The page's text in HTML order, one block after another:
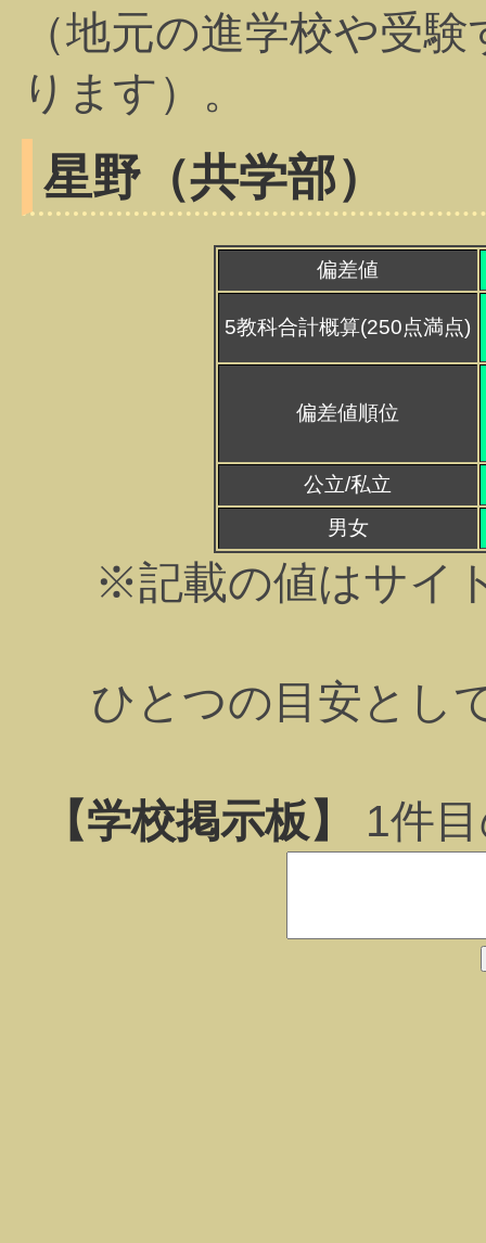
（地元の進学校や受
ります）。
星野（共学部）
偏差値
5教科合計概算(250点満点)
偏差値順位
公立/私立
男女
※記載の値はサイ
ひとつの目安とし
【学校掲示板】 1件